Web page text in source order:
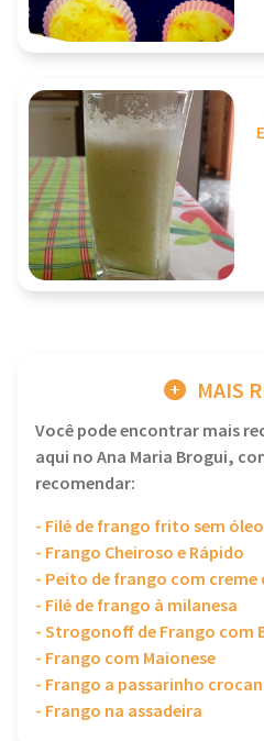
MAIS
Você pode encontrar mais
aqui no Ana Maria Brogui,
recomendar:
- Filé de frango frito sem óleo
- Frango Cheiroso e Rápido
- Peito de frango com creme
- Filé de frango à milanesa
- Strogonoff de Frango com
- Frango com Maionese
- Frango a passarinho
- Frango na assadeira